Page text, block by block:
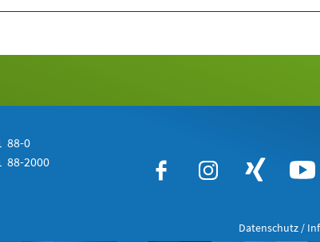
88-0
88-2000
Datenschutz /